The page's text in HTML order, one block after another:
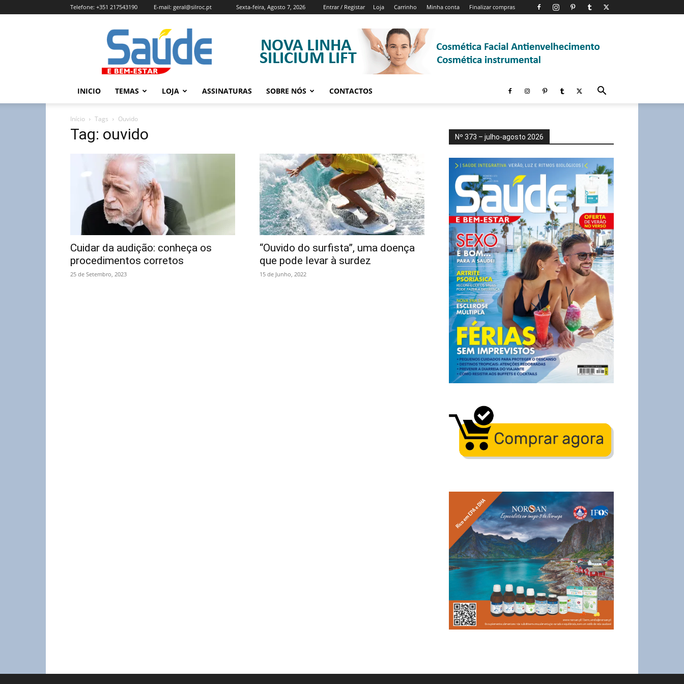
Sexta-feira, Agosto 7, 2026 Entrar / Registar Loja Carrinho Minha conta Finalizar compras
Telefone: +351 217543190 E-mail: geral@silroc.pt
Revista
Saúde
e
Bem
Estar
Edição
INICIO TEMAS LOJA ASSINATURAS SOBRE NÓS CONTACTOS
Início Tags Ouvido
Tag: ouvido
Cuidar da audição: conheça os
procedimentos corretos
25 de Setembro, 2023
“Ouvido do surfista”, uma doença
que pode levar à surdez
15 de Junho, 2022
Nº 373 – julho-agosto 2026